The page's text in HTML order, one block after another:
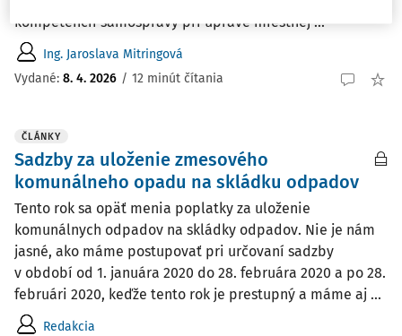
kompetencií samosprávy pri úprave miestnej ...
Ing. Jaroslava Mitringová
Vydané: 8. 4. 2026 / 12 minút čítania
ČLÁNKY
Sadzby za uloženie zmesového
komunálneho opadu na skládku odpadov
Tento rok sa opäť menia poplatky za uloženie
komunálnych odpadov na skládky odpadov. Nie je nám
jasné, ako máme postupovať pri určovaní sadzby
v období od 1. januára 2020 do 28. februá­ra 2020 a po 28.
februári 2020, keďže tento rok je prestupný a máme aj ...
Redakcia